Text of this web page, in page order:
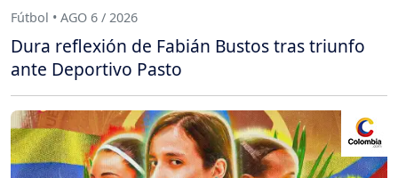
Fútbol • AGO 6 / 2026
Dura reflexión de Fabián Bustos tras triunfo
ante Deportivo Pasto